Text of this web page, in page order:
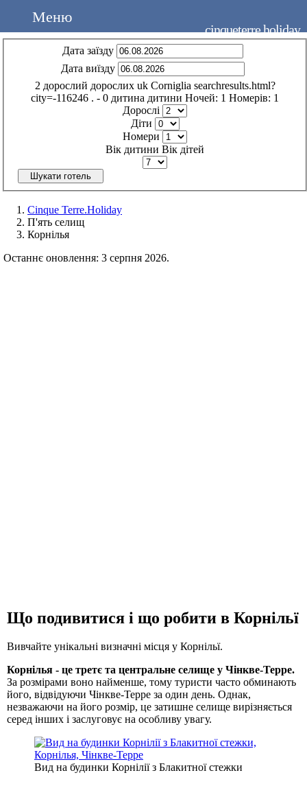
Меню
cinqueterre.holiday
Дата заїзду
Дата виїзду
2 дорослий дорослих uk Corniglia searchresults.html?
city=-116246 . - 0 дитина дитини Ночей: 1 Номерів: 1
Дорослі
Діти
Номери
Вік дитини Вік дітей
Шукати готель
Cinque Terre.Holiday
П'ять селищ
Корнілья
Останнє оновлення: 3 серпня 2026.
Що подивитися і що робити в Корнільї
Вивчайте унікальні визначні місця у Корнільї.
Корнілья - це третє та центральне селище у Чінкве-Терре.
За розмірами воно найменше, тому туристи часто обминають
його, відвідуючи Чінкве-Терре за один день. Однак,
незважаючи на його розмір, це затишне селище вирізняється
серед інших і заслуговує на особливу увагу.
Вид на будинки Корнілії з Блакитної стежки